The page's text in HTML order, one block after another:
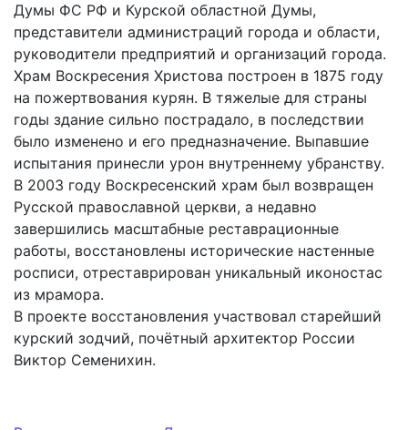
Думы ФС РФ и Курской областной Думы,
представители администраций города и области,
руководители предприятий и организаций города.
Храм Воскресения Христова построен в 1875 году
на пожертвования курян. В тяжелые для страны
годы здание сильно пострадало, в последствии
было изменено и его предназначение. Выпавшие
испытания принесли урон внутреннему убранству.
В 2003 году Воскресенский храм был возвращен
Русской православной церкви, а недавно
завершились масштабные реставрационные
работы, восстановлены исторические настенные
росписи, отреставрирован уникальный иконостас
из мрамора.
В проекте восстановления участвовал старейший
курский зодчий, почётный архитектор России
Виктор Семенихин.